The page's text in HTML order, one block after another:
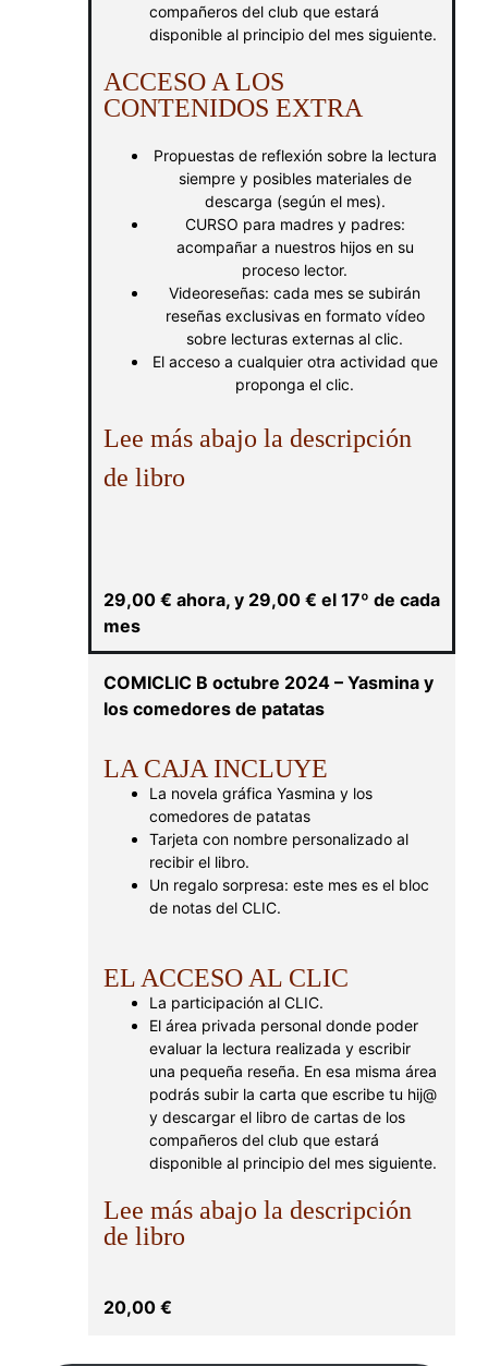
compañeros del club que estará
disponible al principio del mes siguiente.
ACCESO A LOS
CONTENIDOS EXTRA
Propuestas de reflexión sobre la lectura
siempre y posibles materiales de
descarga (según el mes).
CURSO para madres y padres:
acompañar a nuestros hijos en su
proceso lector.
Videoreseñas: cada mes se subirán
reseñas exclusivas en formato vídeo
sobre lecturas externas al clic.
El acceso a cualquier otra actividad que
proponga el clic.
Lee más abajo la descripción
de libro
29,00 € ahora, y 29,00 € el 17º de cada
mes
COMICLIC B octubre 2024 – Yasmina y
los comedores de patatas
LA CAJA INCLUYE
La novela gráfica Yasmina y los
comedores de patatas
Tarjeta con nombre personalizado al
recibir el libro.
Un regalo sorpresa: este mes es el bloc
de notas del CLIC.
EL ACCESO AL CLIC
La participación al CLIC.
El área privada personal donde poder
evaluar la lectura realizada y escribir
una pequeña reseña. En esa misma área
podrás subir la carta que escribe tu hij@
y descargar el libro de cartas de los
compañeros del club que estará
disponible al principio del mes siguiente.
Lee más abajo la descripción
de libro
20,00 €